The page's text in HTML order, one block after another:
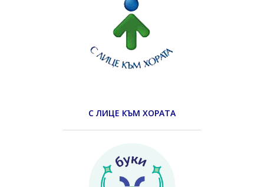
С ЛИЦЕ КЪМ ХОРАТА